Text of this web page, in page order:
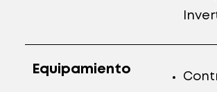
Equipamiento